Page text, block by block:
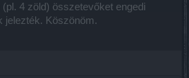
4 zöld) összetevőket engedi
jelezték. Köszönöm.